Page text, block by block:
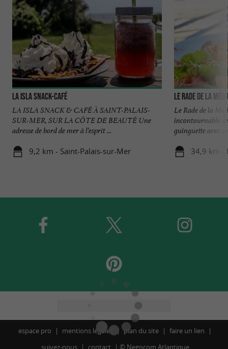
La Isla Snack-Café
LA ISLA SNACK & CAFÉ À SAINT-PALAIS-
SUR-MER, SUR LA CÔTE DE BEAUTÉ Une
adresse de bord de mer à l’esprit ...
9,2 km - Saint-Palais-sur-Mer
Le Rade de la
Le Rade de la
incontournable
guinguette avec
34,9 km -
espace pro mentions légales plan du site
faire un lien